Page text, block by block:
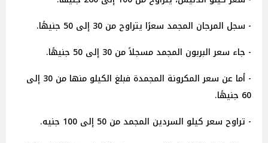
- سجل المرجان المجمد سعرًا يتراوح من 30 إلى 50 جنيهًا.
- جاء سعر البربون المجمد مسجلاً من 30 إلى 50 جنيهًا.
- أما عن سعر المكرونة المجمدة فبلغ الكيلو منها من 30 إلى
60 جنيهًا.
- تراوح سعر كيلو السردين المجمد من 50 إلى 100 جنيه.